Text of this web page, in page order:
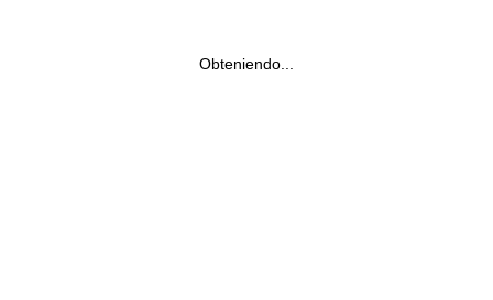
Obteniendo...